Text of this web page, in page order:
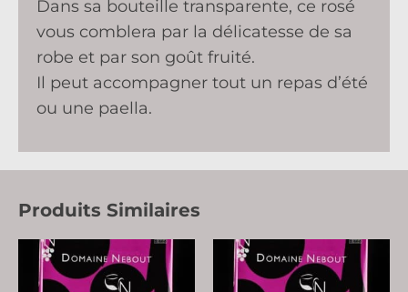
Produits Similaires
Dans sa bouteille transparente, ce rosé
vous comblera par la délicatesse de sa
robe et par son goût fruité.
Il peut accompagner tout un repas d’été
ou une paella.